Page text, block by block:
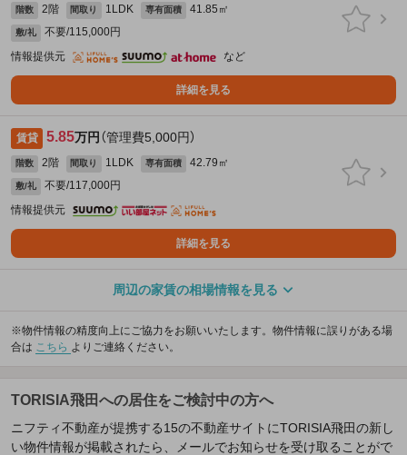
階数 2階 間取り 1LDK 専有面積 41.85㎡
敷/礼
不要/115,000円
情報提供元
など
詳細を見る
賃貸 5.85万円 （管理費5,000円）
階数 2階 間取り 1LDK 専有面積 42.79㎡
敷/礼
不要/117,000円
情報提供元
詳細を見る
周辺の家賃の相場情報を見る
※物件情報の精度向上にご協力をお願いいたします。物件情報に誤りがある場
合は こちら よりご連絡ください。
TORISIA飛田への居住をご検討中の方へ
ニフティ不動産が提携する15の不動産サイトにTORISIA飛田の新し
い物件情報が掲載されたら、メールでお知らせを受け取ることがで